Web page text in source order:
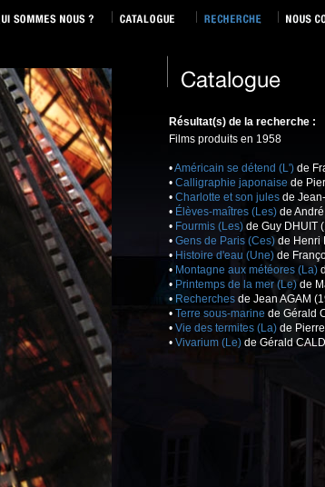
Résultat(s) de la recherche :
Films produits en 1958
•Américain se détend (L') de
• Calligraphie japonaise de
• Charlotte et son jules de
• Élèves-maîtres (Les) de
• Fourmis (Les) de Guy DHUIT
• Gens de Paris (Ces) de Henri
•Histoire d'eau (Une) de
• Montagne aux météores (La)
• Printemps de la mer (Le) de
• Recherches de Jean AGAM
• Terre sous-marine de Gérald
• Vie des termites (La) de
• Vivarium (Le) de Gérald